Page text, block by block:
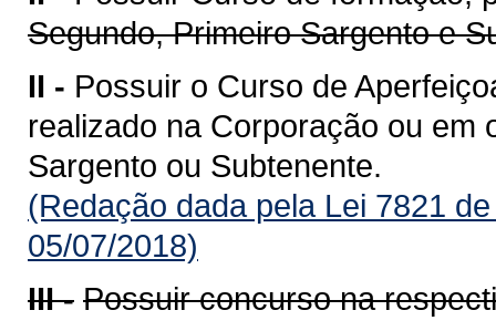
Segundo, Primeiro Sargento e
II - Possuir o Curso de
realizado na Corporação ou em
Sargento ou Subtenente.
(Redação dada pela Lei 7821
05/07/2018)
III - Possuir concurso na